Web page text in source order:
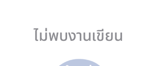
ไม่พบงานเขียน